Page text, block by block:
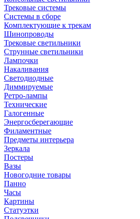
Трековые системы
Системы в сборе
Комплектующие к трекам
Шинопроводы
Трековые светильники
Струнные светильники
Лампочки
Накаливания
Светодиодные
Диммируемые
Ретро-лампы
Технические
Галогенные
Энергосберегающие
Филаментные
Предметы интерьера
Зеркала
Постеры
Вазы
Новогодние товары
Панно
Часы
Картины
Статуэтки